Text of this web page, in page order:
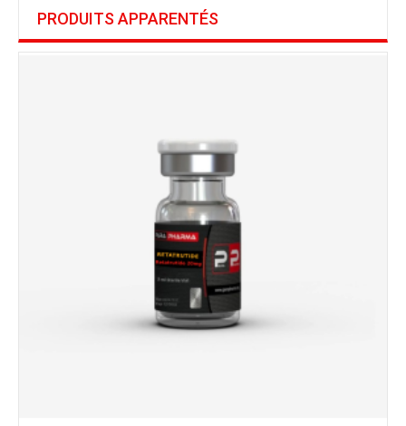
PRODUITS APPARENTÉS